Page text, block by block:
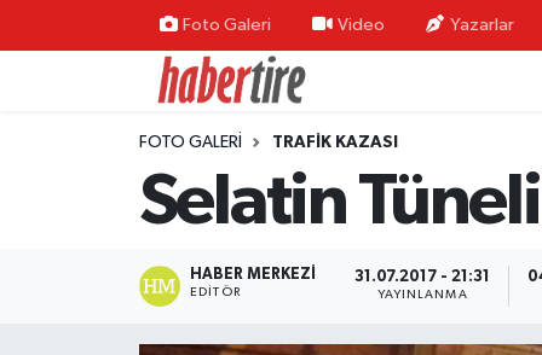
Foto Galeri Video Yazarlar
FOTO GALERI TRAFIK KAZASI
Selatin
HABER MERKEZI
EDITÖR
31.07.2017 - 21:31
YAYINLANMA
Tire Nöbetçi Eczaneler
Tire Hava Durumu
Tire Trafik Yoğunluk Haritası
Süper Lig Puan Durumu ve Fikstür